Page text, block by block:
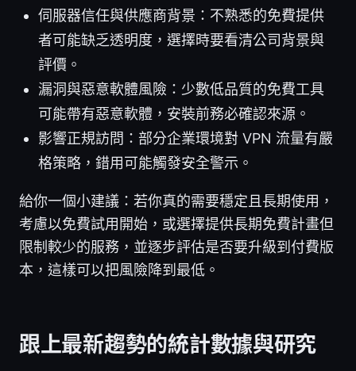
伺服器信任與供應商背景：不熟悉的免費提供
者可能缺乏透明度，選擇時要看清公司背景與
評價。
漏洞與惡意軟體風險：少數低品質的免費工具
可能帶有惡意軟體，安裝前務必確認來源。
影響正規訪問：部分企業環境對 VPN 流量有嚴
格策略，錯用可能觸發安全警示。
給你一個小建議：若你真的需要穩定且長期使用，
考慮以免費試用開始，或選擇提供長期免費計畫但
限制較少的服務，並逐步評估是否要升級到付費版
本，這樣可以把風險降到最低。
跟上最新趨勢的統計數據與研究